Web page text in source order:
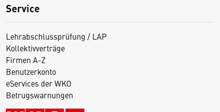
Service
Lehrabschlussprüfung / LAP
Kollektivverträge
Firmen A-Z
Benutzerkonto
eServices der WKO
Betrugswarnungen